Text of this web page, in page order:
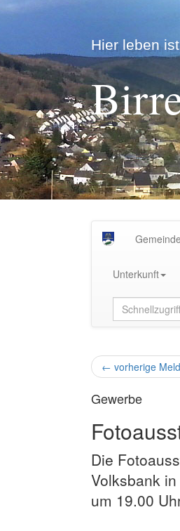
Hier leben
Gemeinde
Unterkunft
← vorherige
Gewerbe
Die
Volksbank
um 19.00